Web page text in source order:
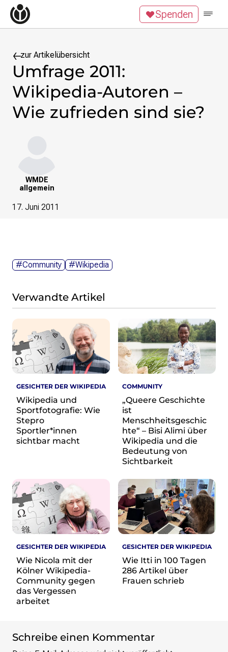
Zum Inhalt überspringen
Wikipedia unterstützen
Spenden
Mitmachen
News
Blog
Veranstaltungen
Publikationen
Digitales Ehrenamt
Freie Bildung
Freie Inhalte
Projekte
Wikidata
Wikimedia Commons
Initiativen für freies Wisses
Bündnis Freie Bildung
Bündnis F5
Das ABC des Freien Wissens
Das WikiLibrary Manifest
GLAM – Kultur- und Gedächtnisinstitutionen
Lizenzhinweisgenerator
Monsters of Law
Offene Kulturdaten
Projekt Technische Wünsche
Wissen. Macht. Gerechtigkeit.
Wikipedia-Schwesterprojekte
MediaWiki
Wikibase
Wikibooks
Wikisource
Wiktionary
Wikiversity
Wikivoyage
Unsere Werte
Spenden
zur Artikelübersicht
Umfrage 2011:
Wikipedia-Autoren –
Wie zufrieden sind sie?
WMDE
allgemein
17. Juni 2011
#Community #Wikipedia
Verwandte Artikel
GESICHTER DER WIKIPEDIA
Wikipedia und
Sportfotografie: Wie
Stepro
Sportler*innen
sichtbar macht
COMMUNITY
„Queere Geschichte
ist
Menschheitsgeschic
hte“ – Bisi Alimi über
Wikipedia und die
Bedeutung von
Sichtbarkeit
GESICHTER DER WIKIPEDIA
Wie Nicola mit der
Kölner Wikipedia-
Community gegen
das Vergessen
arbeitet
GESICHTER DER WIKIPEDIA
Wie Itti in 100 Tagen
286 Artikel über
Frauen schrieb
Schreibe einen Kommentar